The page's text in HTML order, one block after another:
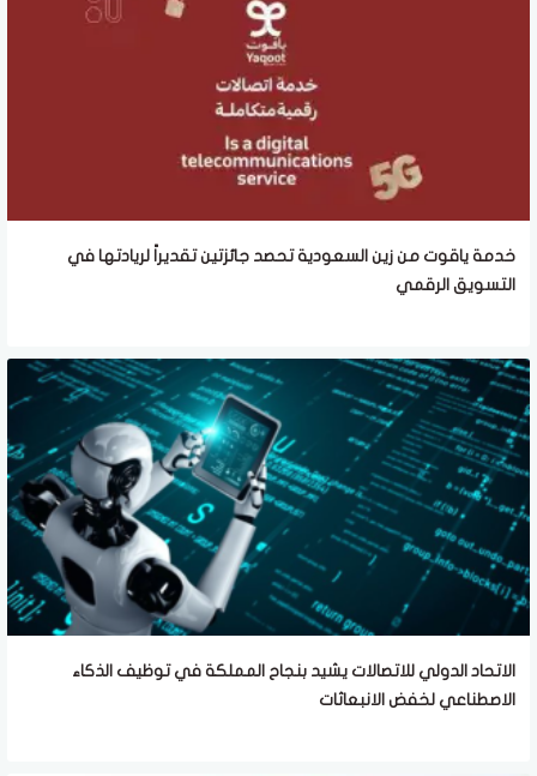
خدمة ياقوت من زين السعودية تحصد جائزتين تقديراً لريادتها في
التسويق الرقمي
الاتحاد الدولي للاتصالات يشيد بنجاح المملكة في توظيف الذكاء
الاصطناعي لخفض الانبعاثات